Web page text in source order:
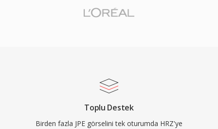
Toplu Destek
Birden fazla JPE görselini tek oturumda HRZ'ye